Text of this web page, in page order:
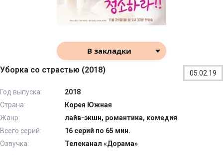
В закладки
Уборка со страстью (2018) 05.02.19
Год выпуска:
2018
Страна:
Корея Южная
Жанр:
лайв-экшн, романтика, комедия
Всего серий:
16 серий по 65 мин.
Озвучка:
Телеканал «Дорама»